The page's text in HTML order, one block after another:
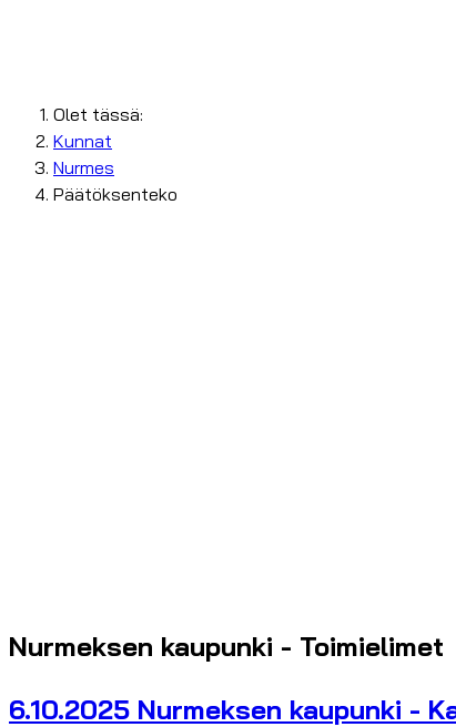
Olet tässä:
Kunnat
Nurmes
Päätöksenteko
Nurmeksen kaupunki - Toimielimet
6.10.2025 Nurmeksen kaupunki -